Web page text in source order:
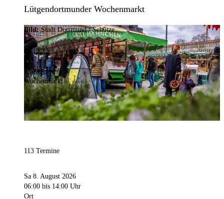
Lütgendortmunder Wochenmarkt
Bild:Stadt Dortmund / Schütze
Kategorie
Wochenmarkt
113 Termine
Sa 8. August 2026
06:00 bis 14:00 Uhr
Ort